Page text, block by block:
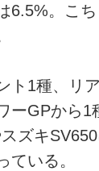
6.5%。こ
ト1種、リ
ーGPから1
ズキ
ている。